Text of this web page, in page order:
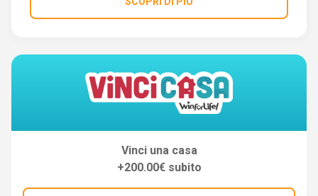
Vinci una casa
+200.00€ subito